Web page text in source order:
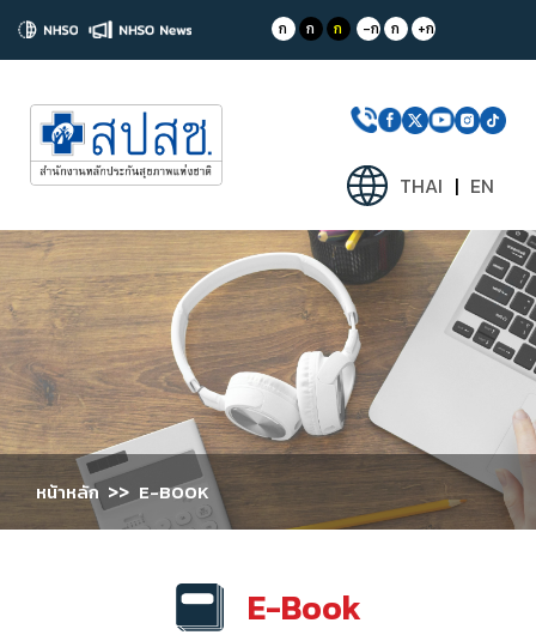
ก ก ก -ก ก +ก
THAI | EN
หน้าหลัก >>E-BOOK
E-Book